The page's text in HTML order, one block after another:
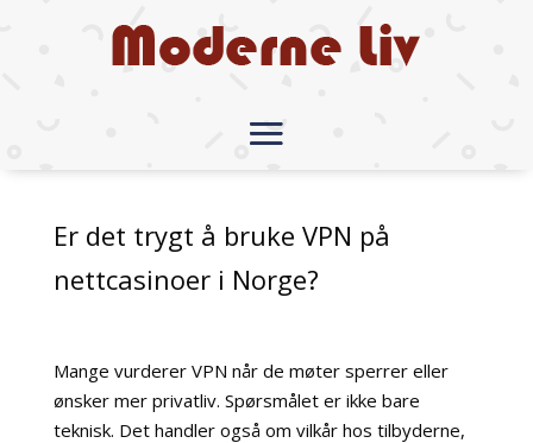
Er det trygt å bruke VPN på
nettcasinoer i Norge?
Mange vurderer VPN når de møter sperrer eller
ønsker mer privatliv. Spørsmålet er ikke bare
teknisk. Det handler også om vilkår hos tilbyderne,